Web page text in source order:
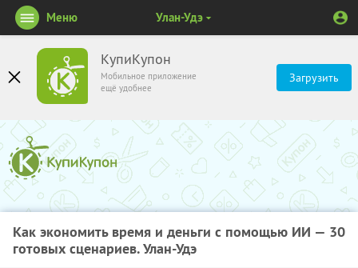
КупиКупон
Мобильное приложение
ещё удобнее
Загрузить
Меню Улан-Удэ
Как экономить время и деньги с помощью ИИ — 30
готовых сценариев. Улан-Удэ